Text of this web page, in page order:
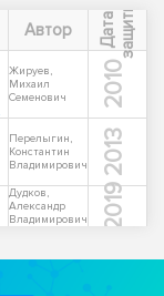
Автор Д
а
т
а
з
а
щ
и
т ы
Жируев,
Михаил
Семенович
2010
Перелыгин,
Константин
Владимирович
2013
Дудков,
Александр
Владимирович
2019